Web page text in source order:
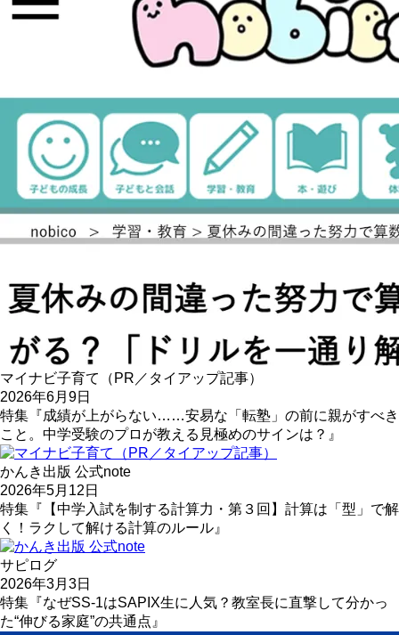
マイナビ子育て（PR／タイアップ記事）
2026年6月9日
特集『成績が上がらない……安易な「転塾」の前に親がすべき
こと。中学受験のプロが教える見極めのサインは？』
かんき出版 公式note
2026年5月12日
特集『【中学入試を制する計算力・第３回】計算は「型」で解
く！ラクして解ける計算のルール』
サピログ
2026年3月3日
特集『なぜSS-1はSAPIX生に人気？教室長に直撃して分かっ
た“伸びる家庭”の共通点』